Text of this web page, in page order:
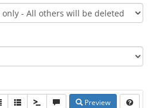
Preview